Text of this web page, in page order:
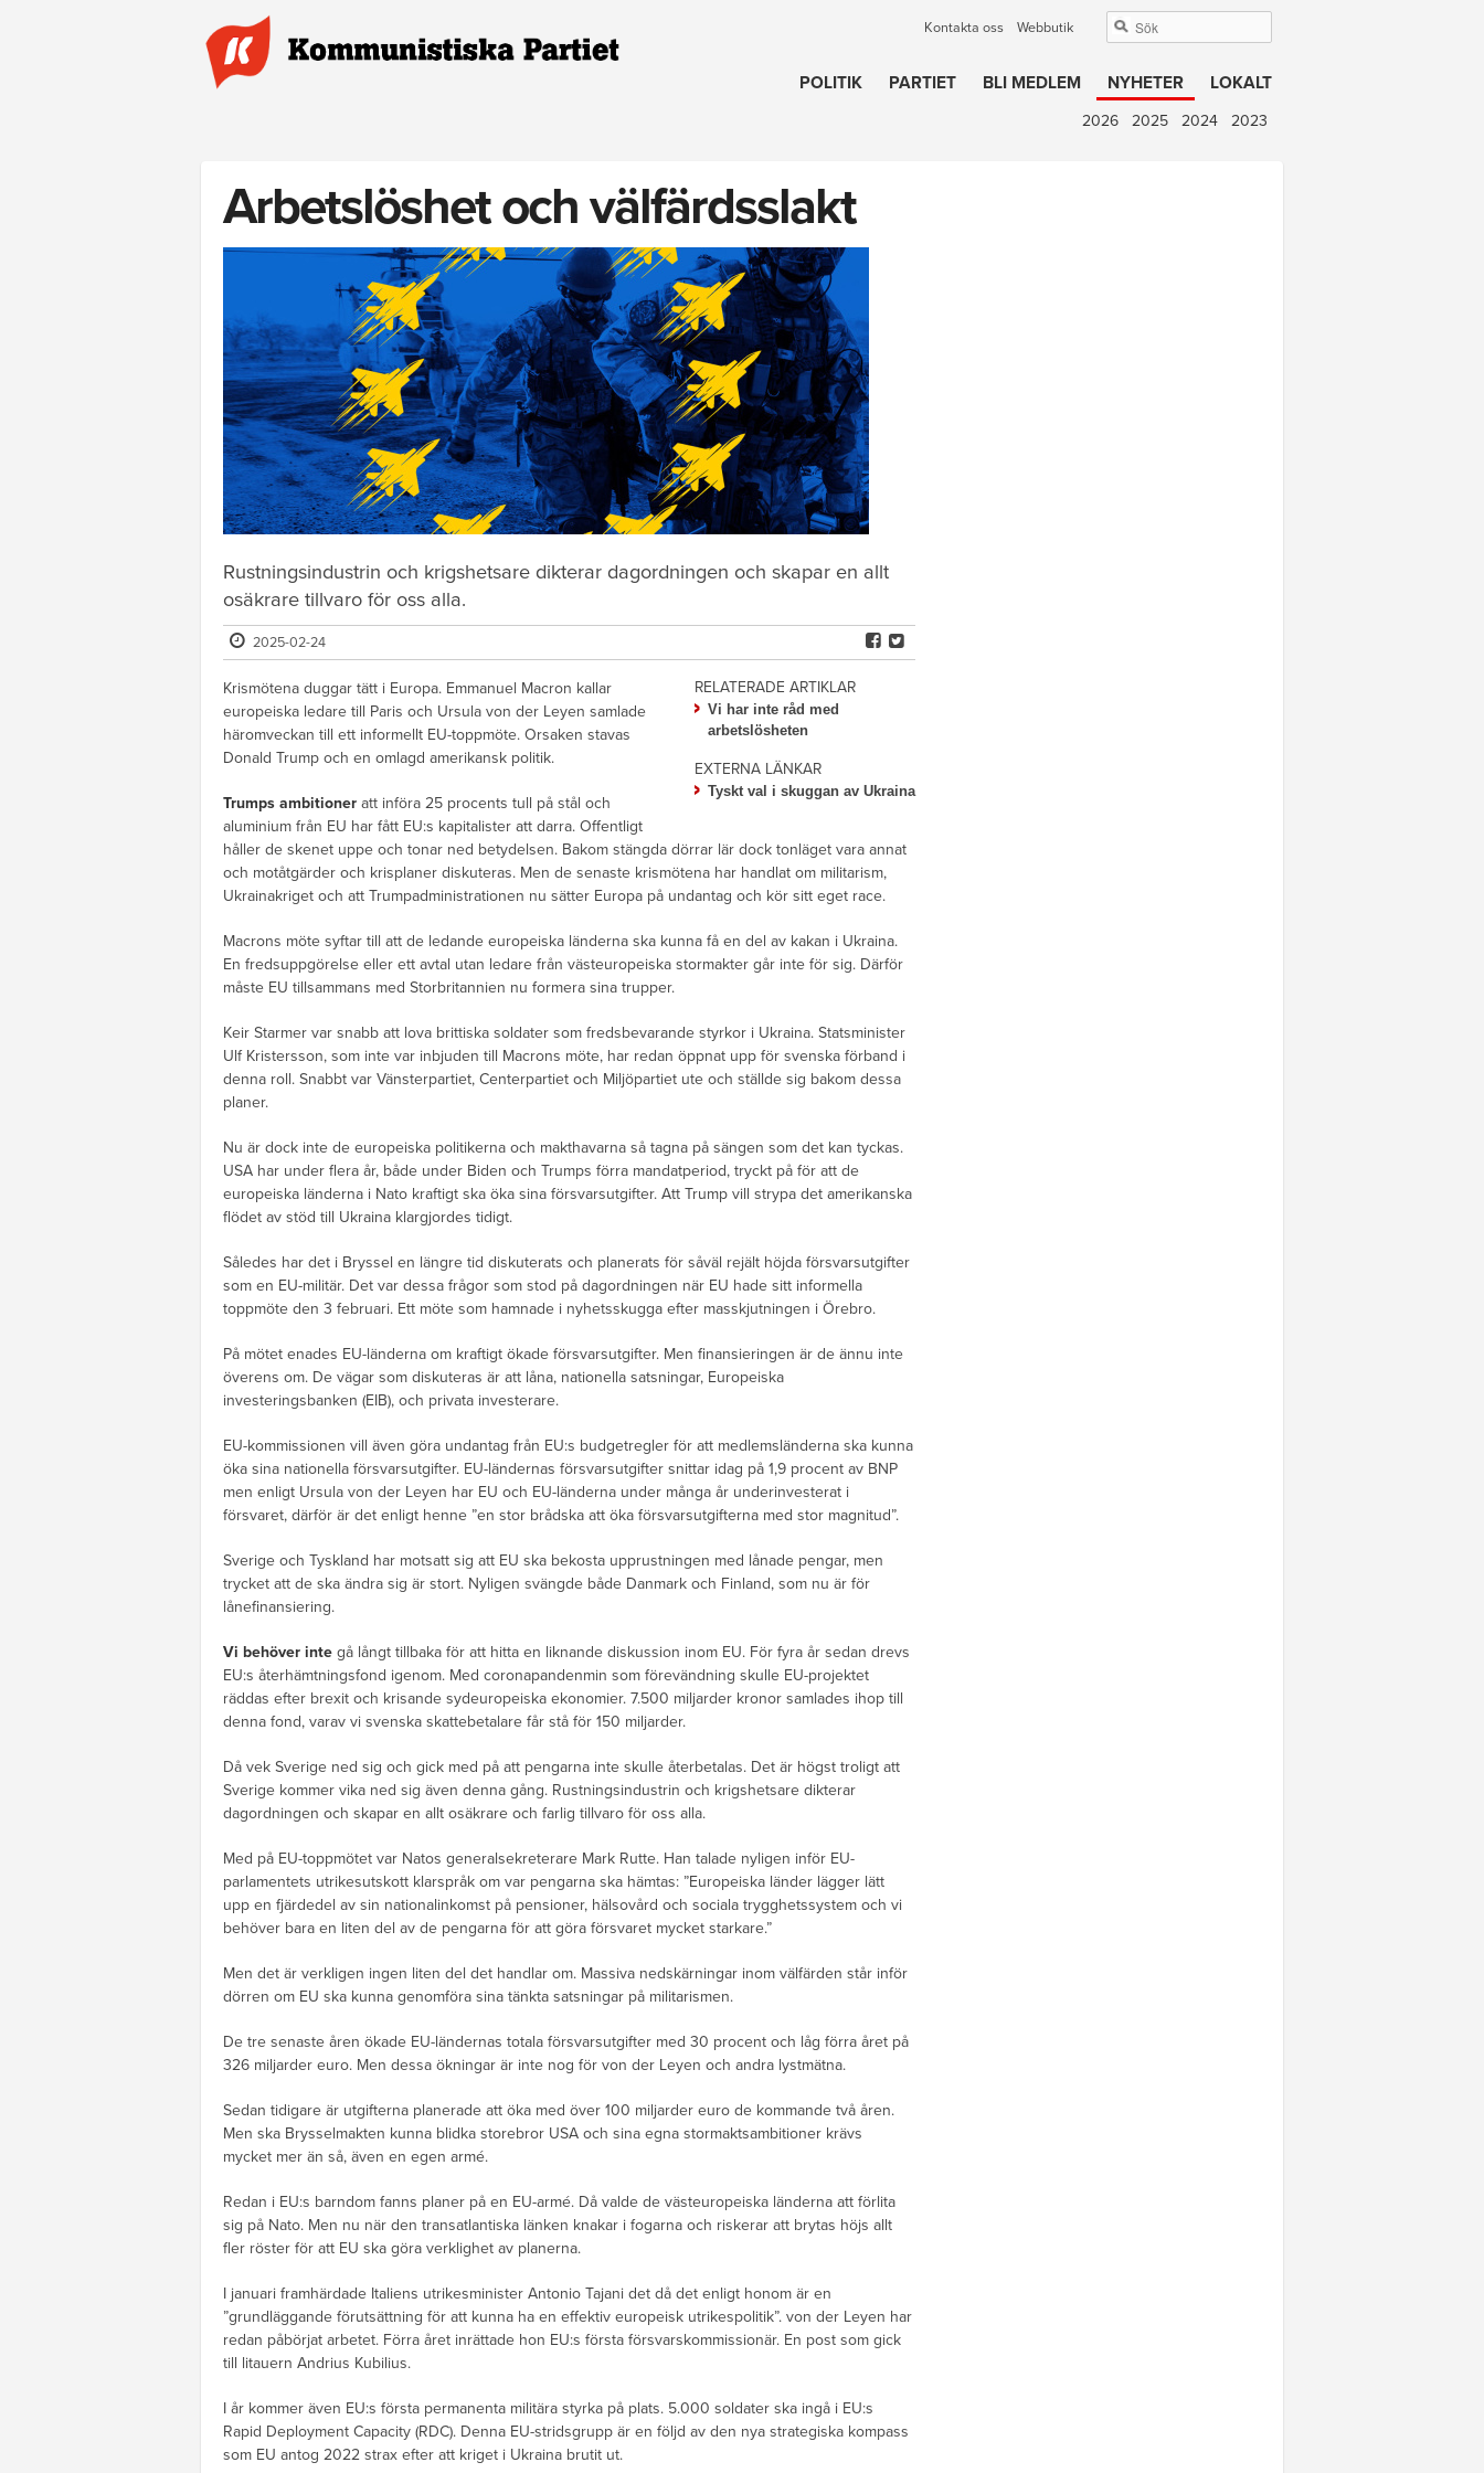
Kontakta oss Webbutik
POLITIK PARTIET BLI MEDLEM NYHETER LOKALT
2026 2025 2024 2023
Arbetslöshet och välfärdsslakt
Rustningsindustrin och krigshetsare dikterar dagordningen och skapar en allt
osäkrare tillvaro för oss alla.
2025-02-24
RELATERADE ARTIKLAR
Vi har inte råd med
arbetslösheten
EXTERNA LÄNKAR
Tyskt val i skuggan av Ukraina
Krismötena duggar tätt i Europa. Emmanuel Macron kallar
europeiska ledare till Paris och Ursula von der Leyen samlade
häromveckan till ett informellt EU-toppmöte. Orsaken stavas
Donald Trump och en omlagd amerikansk politik.
Trumps ambitioner att införa 25 procents tull på stål och
aluminium från EU har fått EU:s kapitalister att darra. Offentligt
håller de skenet uppe och tonar ned betydelsen. Bakom stängda dörrar lär dock tonläget vara annat
och motåtgärder och krisplaner diskuteras. Men de senaste krismötena har handlat om militarism,
Ukrainakriget och att Trumpadministrationen nu sätter Europa på undantag och kör sitt eget race.
Macrons möte syftar till att de ledande europeiska länderna ska kunna få en del av kakan i Ukraina.
En fredsuppgörelse eller ett avtal utan ledare från västeuropeiska stormakter går inte för sig. Därför
måste EU tillsammans med Storbritannien nu formera sina trupper.
Keir Starmer var snabb att lova brittiska soldater som fredsbevarande styrkor i Ukraina. Statsminister
Ulf Kristersson, som inte var inbjuden till Macrons möte, har redan öppnat upp för svenska förband i
denna roll. Snabbt var Vänsterpartiet, Centerpartiet och Miljöpartiet ute och ställde sig bakom dessa
planer.
Nu är dock inte de europeiska politikerna och makthavarna så tagna på sängen som det kan tyckas.
USA har under flera år, både under Biden och Trumps förra mandatperiod, tryckt på för att de
europeiska länderna i Nato kraftigt ska öka sina försvarsutgifter. Att Trump vill strypa det amerikanska
flödet av stöd till Ukraina klargjordes tidigt.
Således har det i Bryssel en längre tid diskuterats och planerats för såväl rejält höjda försvarsutgifter
som en EU-militär. Det var dessa frågor som stod på dagordningen när EU hade sitt informella
toppmöte den 3 februari. Ett möte som hamnade i nyhetsskugga efter masskjutningen i Örebro.
På mötet enades EU-länderna om kraftigt ökade försvarsutgifter. Men finansieringen är de ännu inte
överens om. De vägar som diskuteras är att låna, nationella satsningar, Europeiska
investeringsbanken (EIB), och privata investerare.
EU-kommissionen vill även göra undantag från EU:s budgetregler för att medlemsländerna ska kunna
öka sina nationella försvarsutgifter. EU-ländernas försvarsutgifter snittar idag på 1,9 procent av BNP
men enligt Ursula von der Leyen har EU och EU-länderna under många år underinvesterat i
försvaret, därför är det enligt henne ”en stor brådska att öka försvarsutgifterna med stor magnitud”.
Sverige och Tyskland har motsatt sig att EU ska bekosta upprustningen med lånade pengar, men
trycket att de ska ändra sig är stort. Nyligen svängde både Danmark och Finland, som nu är för
lånefinansiering.
Vi behöver inte gå långt tillbaka för att hitta en liknande diskussion inom EU. För fyra år sedan drevs
EU:s återhämtningsfond igenom. Med coronapandenmin som förevändning skulle EU-projektet
räddas efter brexit och krisande sydeuropeiska ekonomier. 7.500 miljarder kronor samlades ihop till
denna fond, varav vi svenska skattebetalare får stå för 150 miljarder.
Då vek Sverige ned sig och gick med på att pengarna inte skulle återbetalas. Det är högst troligt att
Sverige kommer vika ned sig även denna gång. Rustningsindustrin och krigshetsare dikterar
dagordningen och skapar en allt osäkrare och farlig tillvaro för oss alla.
Med på EU-toppmötet var Natos generalsekreterare Mark Rutte. Han talade nyligen inför EU-
parlamentets utrikesutskott klarspråk om var pengarna ska hämtas: ”Europeiska länder lägger lätt
upp en fjärdedel av sin nationalinkomst på pensioner, hälsovård och sociala trygghetssystem och vi
behöver bara en liten del av de pengarna för att göra försvaret mycket starkare.”
Men det är verkligen ingen liten del det handlar om. Massiva nedskärningar inom välfärden står inför
dörren om EU ska kunna genomföra sina tänkta satsningar på militarismen.
De tre senaste åren ökade EU-ländernas totala försvarsutgifter med 30 procent och låg förra året på
326 miljarder euro. Men dessa ökningar är inte nog för von der Leyen och andra lystmätna.
Sedan tidigare är utgifterna planerade att öka med över 100 miljarder euro de kommande två åren.
Men ska Brysselmakten kunna blidka storebror USA och sina egna stormaktsambitioner krävs
mycket mer än så, även en egen armé.
Redan i EU:s barndom fanns planer på en EU-armé. Då valde de västeuropeiska länderna att förlita
sig på Nato. Men nu när den transatlantiska länken knakar i fogarna och riskerar att brytas höjs allt
fler röster för att EU ska göra verklighet av planerna.
I januari framhärdade Italiens utrikesminister Antonio Tajani det då det enligt honom är en
”grundläggande förutsättning för att kunna ha en effektiv europeisk utrikespolitik”. von der Leyen har
redan påbörjat arbetet. Förra året inrättade hon EU:s första försvarskommissionär. En post som gick
till litauern Andrius Kubilius.
I år kommer även EU:s första permanenta militära styrka på plats. 5.000 soldater ska ingå i EU:s
Rapid Deployment Capacity (RDC). Denna EU-stridsgrupp är en följd av den nya strategiska kompass
som EU antog 2022 strax efter att kriget i Ukraina brutit ut.